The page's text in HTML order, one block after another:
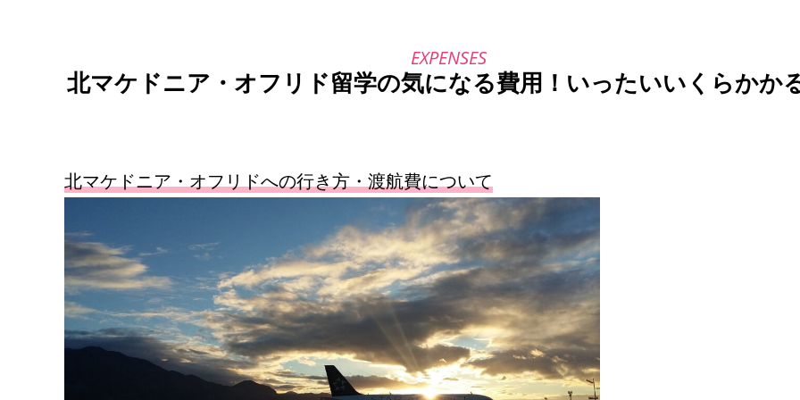
北マケドニア・オフリド留学の気になる費用！いったいいくらかか
北マケドニア・オフリドへの行き方・渡航費について